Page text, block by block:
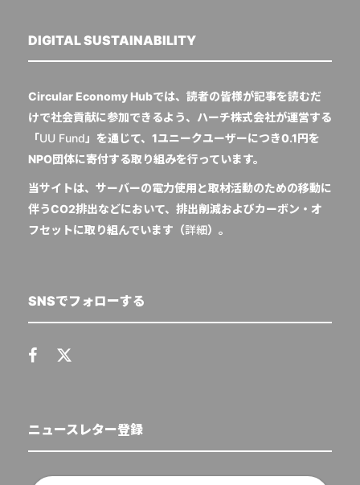
DIGITAL SUSTAINABILITY
Circular Economy Hubでは、読者の皆様が記事を読むだ
けで社会貢献に参加できるよう、ハーチ株式会社が運営する
「UU Fund 」を通じて、1ユニークユーザーにつき0.1円を
NPO団体に寄付する取り組みを行っています。
当サイトは、サーバーの電力使用と取材活動のための移動に
伴うCO2排出などにおいて、排出削減およびカーボン・オ
フセットに取り組んでいます（詳細）。
SNSでフォローする
ニュースレター登録